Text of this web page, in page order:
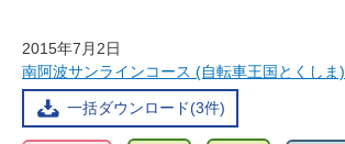
2015年7月2日
南阿波サンラインコース (自転車王国とくしま)
一括ダウンロード(3件)